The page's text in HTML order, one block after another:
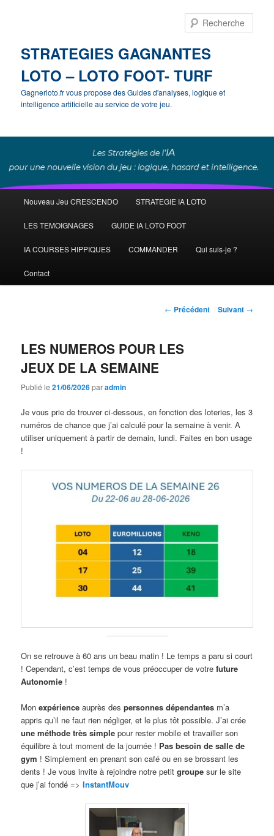
STRATEGIES GAGNANTES
LOTO – LOTO FOOT- TURF
Gagnerloto.fr vous propose des Guides d'analyses, logique et
intelligence artificielle au service de votre jeu.
principal
Aller
au
contenu
Nouveau Jeu CRESCENDO STRATEGIE IA LOTO
LES TEMOIGNAGES GUIDE IA LOTO FOOT
IA COURSES HIPPIQUES COMMANDER Qui suis-je ?
Contact
Navigation
← Précédent Suivant →
LES NUMEROS POUR LES
JEUX DE LA SEMAINE
Publié le21/06/2026paradmin
Je vous prie de trouver ci-dessous, en fonction des loteries, les 3
numéros de chance que j’ai calculé pour la semaine à venir. A
utiliser uniquement à partir de demain, lundi. Faites en bon usage
!
On se retrouve à 60 ans un beau matin ! Le temps a paru si court
! Cependant, c’est temps de vous préoccuper de votrefuture
Autonomie !
Monexpérience auprès despersonnes dépendantes m’a
appris qu’il ne faut rien négliger, et le plus tôt possible. J’ai crée
une méthode très simple pour rester mobile et travailler son
équilibre à tout moment de la journée ! Pas besoin de salle de
gym ! Simplement en prenant son café ou en se brossant les
dents ! Je vous invite à rejoindre notre petitgroupe sur le site
que j’ai fondé =>InstantMouv